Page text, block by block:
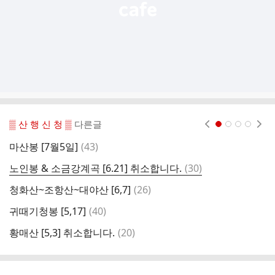
▒ 산 행 신 청 ▒ 다른글
마산봉 [7월5일] 댓
(43)
노인봉 & 소금강계곡 [6.21] 취소합니다. 댓
글
(30)
청화산~조항산~대야산 [6,7] 댓
(26)
귀때기청봉 [5,17] 댓
(40)
황매산 [5,3] 취소합니다. 댓
(20)